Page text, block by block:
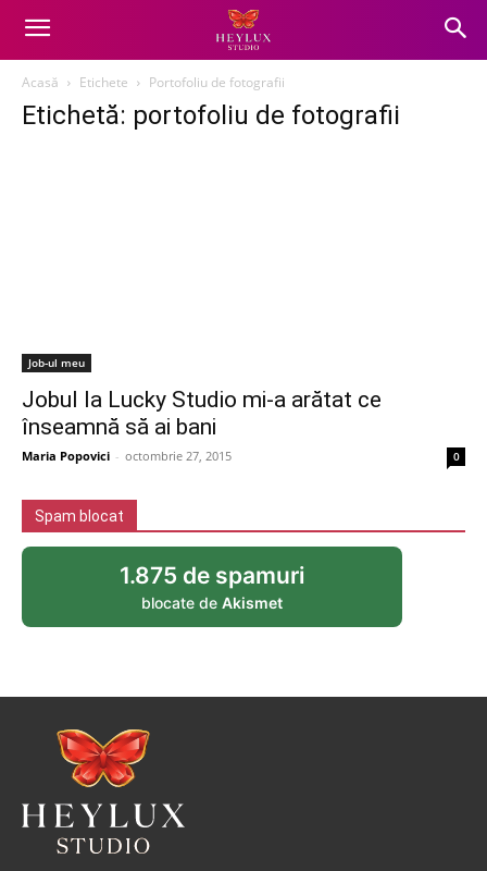
Acasă Etichete Portofoliu de fotografii
Etichetă: portofoliu de fotografii
Job-ul meu
Jobul la Lucky Studio mi-a arătat ce
înseamnă să ai bani
Maria Popovici - octombrie 27, 2015 0
Spam blocat
1.875 de spamuri
blocate de Akismet